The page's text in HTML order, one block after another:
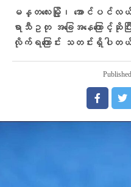
မန္တလေးမြို့၊ အောင်ပင်
ရာသီဥတု အခြေအနေကြောင့်ဆိုပ
လိုက်ရကြောင်း သတင်းရှိပါတ
Published